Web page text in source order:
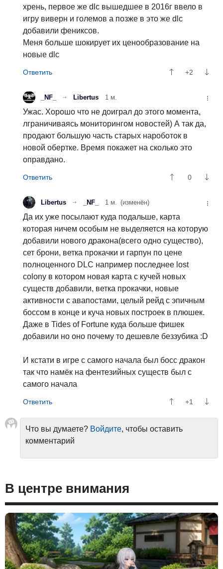
хрень, первое же dlc вышедшее в 2016г ввело в
игру виверн и големов а позже в это же dlc
добавили фениксов.
Меня больше шокирует их ценообразование на
новые dlc
+2
_NF_ Libertus 1 м.
Ужас. Хорошо что не доиграл до этого момента,
лграничиваясь мониторингом новостей) А так да,
продают большую часть старых нароботок в
новой обертке. Время покажет на сколько это
оправдано.
0
Libertus _NF_ 1 м. (изменён)
Да их уже посылают куда подальше, карта
которая ничем особым не выделяется на которую
добавили нового дракона(всего одно существо),
сет брони, ветка прокачки и гарпун по цене
полноценного DLC например последнее lost
colony в котором новая карта с кучей новых
существ добавили, ветка прокачки, новые
активности с авапостами, целый рейд с эпичным
боссом в конце и куча новых построек в плюшек.
Даже в Tides of Fortune куда больше фишек
добавили но оно почему то дешевле беззубика :D
И кстати в игре с самого начала был босс дракон
так что намёк на фентезийных существ был с
самого начала
+1
Что вы думаете? Войдите, чтобы оставить
комментарий
В центре внимания